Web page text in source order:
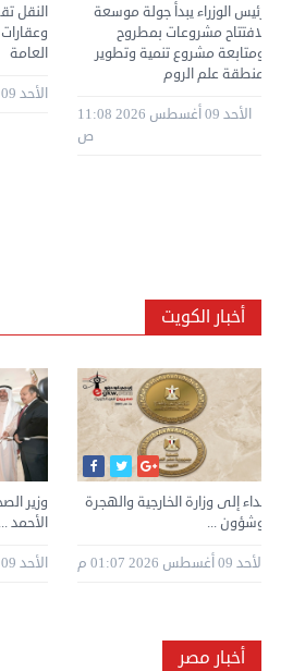
النقل
العامة
الأحد 09 أغسطس 2026 05:14 م
رئيس الوزراء يبدأ جولة موسعة
لافتتاح مشروعات بمطروح
ومتابعة مشروع تنمية وتطوير
منطقة علم الروم
الأحد 09 أغسطس 2026 11:08
ص
أخبار الكويت
وزير
الأحمد ...
الأحد 09 أغسطس 2026 02:13 م
نداء إلى وزارة الخارجية والهجرة
وشؤون ...
الأحد 09 أغسطس 2026 01:07 م
أخبار مصر